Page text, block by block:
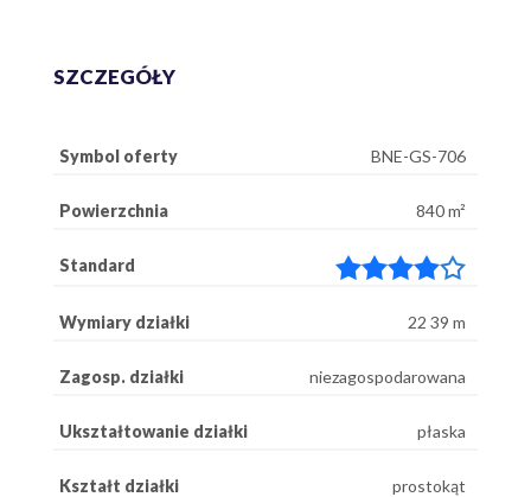
SZCZEGÓŁY
Symbol oferty BNE-GS-706
Powierzchnia 840 m²
Standard
Wymiary działki 22 39 m
Zagosp. działki niezagospodarowana
Ukształtowanie działki płaska
Kształt działki prostokąt